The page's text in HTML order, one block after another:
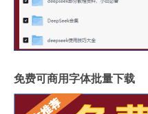
免费可商用字体批量下载